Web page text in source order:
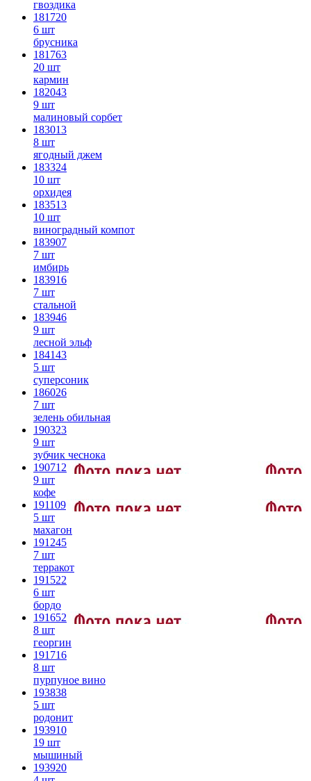
гвоздика
181720
6 шт
брусника
181763
20 шт
кармин
182043
9 шт
малиновый сорбет
183013
8 шт
ягодный джем
183324
10 шт
орхидея
183513
10 шт
виноградный компот
183907
7 шт
имбирь
183916
7 шт
стальной
183946
9 шт
лесной эльф
184143
5 шт
суперсоник
186026
7 шт
зелень обильная
190323
9 шт
зубчик чеснока
190712
9 шт
кофе
191109
5 шт
махагон
191245
7 шт
терракот
191522
6 шт
бордо
191652
8 шт
георгин
191716
8 шт
пурпуное вино
193838
5 шт
родонит
193910
19 шт
мышиный
193920